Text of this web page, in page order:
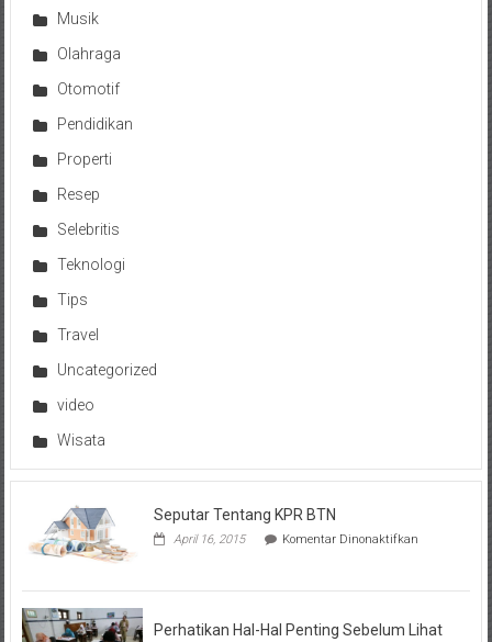
Musik
Olahraga
Otomotif
Pendidikan
Properti
Resep
Selebritis
Teknologi
Tips
Travel
Uncategorized
video
Wisata
Seputar Tentang KPR BTN
April 16, 2015 Komentar Dinonaktifkanpada
Perhatikan Hal-Hal Penting Sebelum Lihat